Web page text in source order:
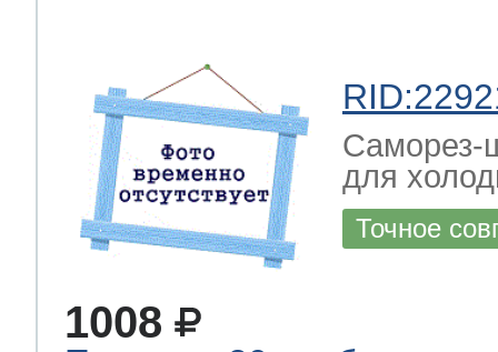
Саморез-
для
Точное
1008